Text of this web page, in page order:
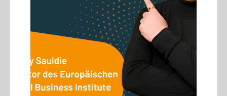
22.07.2026
#GSRNonTour: Spannende